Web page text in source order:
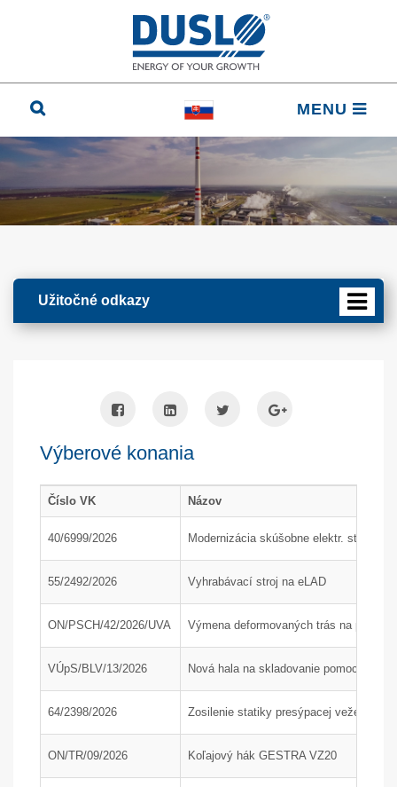
MENU
Užitočné odkazy
Výberové konania
Číslo VK Názov
40/6999/2026 Modernizácia skúšobne elektr. strojov
55/2492/2026 Vyhrabávací stroj na eLAD
ON/PSCH/42/2026/UVA Výmena deformovaných trás na
VÚpS/BLV/13/2026 Nová hala na skladovanie pomocného
64/2398/2026 Zosilenie statiky presýpacej veže H200
ON/TR/09/2026 Koľajový hák GESTRA VZ20